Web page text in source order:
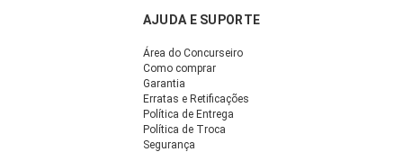
AJUDA E SUPORTE
Área do Concurseiro
Como comprar
Garantia
Erratas e Retificações
Política de Entrega
Política de Troca
Segurança